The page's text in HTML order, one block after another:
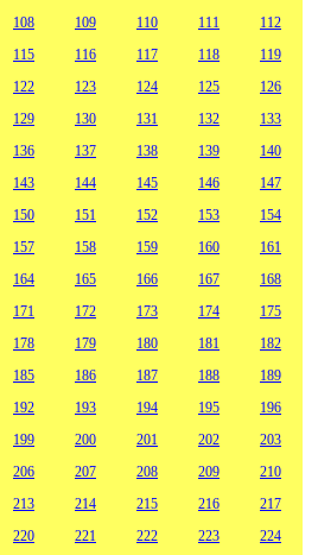
108 109 110 111
112
115 116 117 118
119
122 123 124 125
126
129 130 131 132
133
136 137 138 139
140
143 144 145 146
147
150 151 152 153
154
157 158 159 160
161
164 165 166 167
168
171 172 173 174
175
178 179 180 181
182
185 186 187 188
189
192 193 194 195
196
199 200 201 202
203
206 207 208 209
210
213 214 215 216
217
220 221 222 223
224